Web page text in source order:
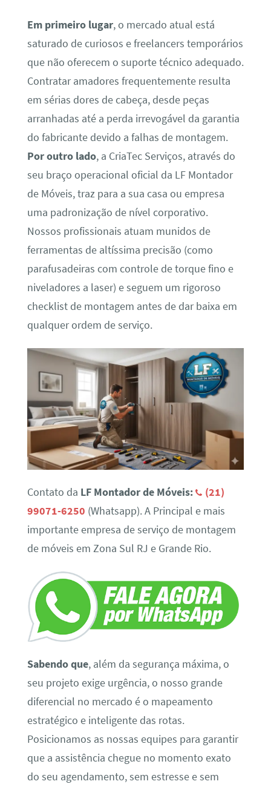
Em primeiro lugar, o mercado atual está
saturado de curiosos e freelancers temporários
que não oferecem o suporte técnico adequado.
Contratar amadores frequentemente resulta
em sérias dores de cabeça, desde peças
arranhadas até a perda irrevogável da garantia
do fabricante devido a falhas de montagem.
Por outro lado, a CriaTec Serviços, através do
seu braço operacional oficial da LF Montador
de Móveis, traz para a sua casa ou empresa
uma padronização de nível corporativo.
Nossos profissionais atuam munidos de
ferramentas de altíssima precisão (como
parafusadeiras com controle de torque fino e
niveladores a laser) e seguem um rigoroso
checklist de montagem antes de dar baixa em
qualquer ordem de serviço.
Contato da LF Montador de Móveis:
(21)
99071-6250 (Whatsapp). A Principal e mais
importante empresa de serviço de montagem
de móveis em Zona Sul RJ e Grande Rio.
Sabendo que, além da segurança máxima, o
seu projeto exige urgência, o nosso grande
diferencial no mercado é o mapeamento
estratégico e inteligente das rotas.
Posicionamos as nossas equipes para garantir
que a assistência chegue no momento exato
do seu agendamento, sem estresse e sem